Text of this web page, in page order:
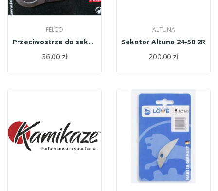
FELCO
Przeciwostrze do sekatora Felco jednoręczny 4/4
36,00 zł
ALTUNA
Sekator Altuna 24-50 2R
200,00 zł